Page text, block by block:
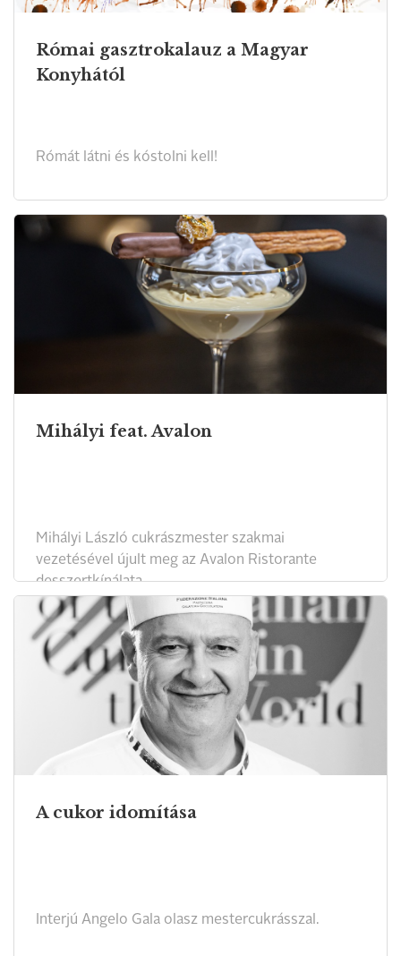
Római gasztrokalauz a Magyar
Konyhától
Rómát látni és kóstolni kell!
Mihályi feat. Avalon
Mihályi László cukrászmester szakmai
vezetésével újult meg az Avalon Ristorante
desszertkínálata.
A cukor idomítása
Interjú Angelo Gala olasz mestercukrásszal.